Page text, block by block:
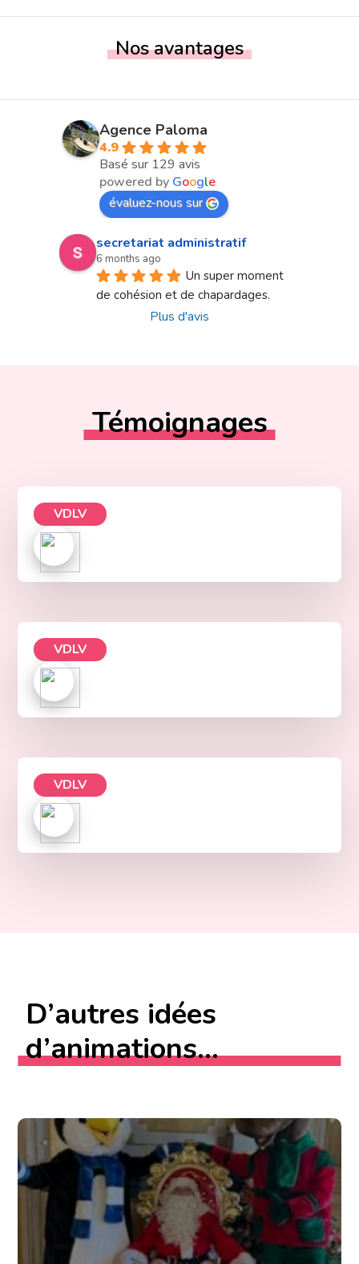
Nos avantages
Agence Paloma
4.9
Basé sur 129 avis
powered by Google
évaluez-nous sur
secretariat administratif
6 months ago
Un super moment
de cohésion et de chapardages.
Plus d'avis
Témoignages
VDLV
VDLV
VDLV
D’autres idées
d’animations...